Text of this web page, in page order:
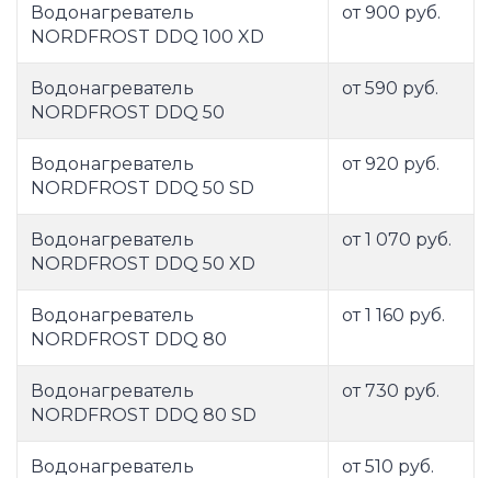
Водонагреватель
NORDFROST DDQ 100 XD
от 900 руб.
Водонагреватель
NORDFROST DDQ 50
от 590 руб.
Водонагреватель
NORDFROST DDQ 50 SD
от 920 руб.
Водонагреватель
NORDFROST DDQ 50 XD
от 1 070 руб.
Водонагреватель
NORDFROST DDQ 80
от 1 160 руб.
Водонагреватель
NORDFROST DDQ 80 SD
от 730 руб.
Водонагреватель
от 510 руб.